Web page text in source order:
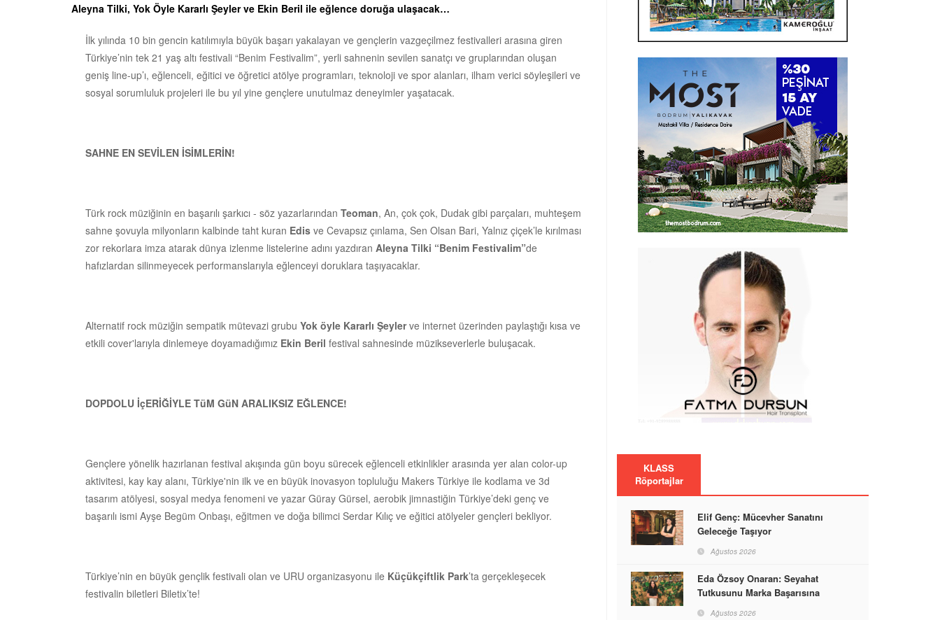
Aleyna Tilki, Yok Öyle Kararlı Şeyler ve Ekin Beril ile eğlence doruğa ulaşacak…
İlk yılında 10 bin gencin katılımıyla büyük başarı yakalayan ve gençlerin vazgeçilmez festivalleri arasına giren
Türkiye’nin tek 21 yaş altı festivali “Benim Festivalim”, yerli sahnenin sevilen sanatçı ve gruplarından oluşan
geniş line-up’ı, eğlenceli, eğitici ve öğretici atölye programları, teknoloji ve spor alanları, ilham verici söyleşileri ve
sosyal sorumluluk projeleri ile bu yıl yine gençlere unutulmaz deneyimler yaşatacak.
SAHNE EN SEVİLEN İSİMLERİN!
Türk rock müziğinin en başarılı şarkıcı - söz yazarlarından Teoman, An, çok çok, Dudak gibi parçaları, muhteşem
sahne şovuyla milyonların kalbinde taht kuran Edis ve Cevapsız çınlama, Sen Olsan Bari, Yalnız çiçek’le kırılması
zor rekorlara imza atarak dünya izlenme listelerine adını yazdıran Aleyna Tilki “Benim Festivalim”de
hafızlardan silinmeyecek performanslarıyla eğlenceyi doruklara taşıyacaklar.
Alternatif rock müziğin sempatik mütevazi grubu Yok öyle Kararlı Şeylerve internet üzerinden paylaştığı kısa ve
etkili cover'larıyla dinlemeye doyamadığımız Ekin Beril festival sahnesinde müzikseverlerle buluşacak.
DOPDOLU İçERİĞİYLE TüM GüN ARALIKSIZ EĞLENCE!
Gençlere yönelik hazırlanan festival akışında gün boyu sürecek eğlenceli etkinlikler arasında yer alan color-up
aktivitesi, kay kay alanı, Türkiye'nin ilk ve en büyük inovasyon topluluğu Makers Türkiye ile kodlama ve 3d
tasarım atölyesi, sosyal medya fenomeni ve yazar Güray Gürsel, aerobik jimnastiğin Türkiye’deki genç ve
başarılı ismi Ayşe Begüm Onbaşı, eğitmen ve doğa bilimci Serdar Kılıç ve eğitici atölyeler gençleri bekliyor.
Türkiye’nin en büyük gençlik festivali olan ve URU organizasyonu ile Küçükçiftlik Park’ta gerçekleşecek
festivalin biletleri Biletix’te!
KLASS
Röportajlar
Elif Genç: Mücevher Sanatını
Geleceğe Taşıyor
Ağustos 2026
Eda Özsoy Onaran: Seyahat
Tutkusunu Marka Başarısına
Ağustos 2026